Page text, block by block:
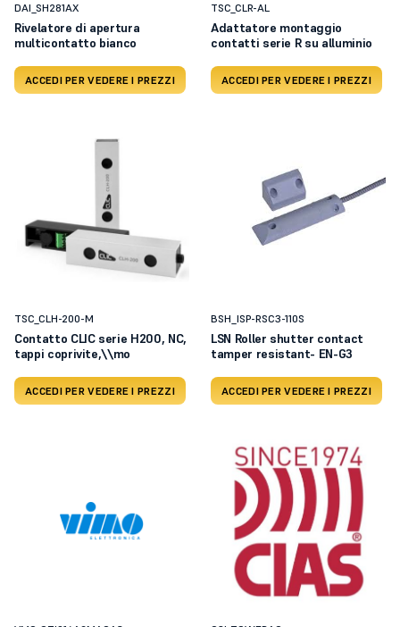
DAI_SH281AX
Rivelatore di apertura
multicontatto bianco
ACCEDI PER VEDERE I PREZZI
TSC_CLR-AL
Adattatore montaggio
contatti serie R su alluminio
ACCEDI PER VEDERE I PREZZI
TSC_CLH-200-M
Contatto CLIC serie H200, NC,
tappi coprivite,\\mo
ACCEDI PER VEDERE I PREZZI
BSH_ISP-RSC3-110S
LSN Roller shutter contact
tamper resistant- EN-G3
ACCEDI PER VEDERE I PREZZI